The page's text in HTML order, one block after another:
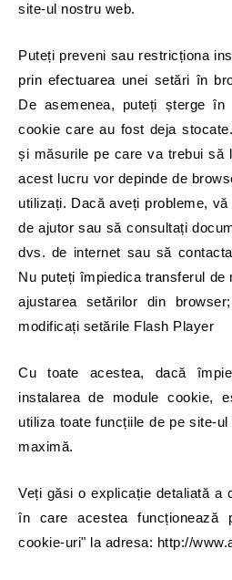
site-ul nostru web.
Puteți preveni sau restricționa
prin efectuarea unei setări în
De asemenea, puteți șterge în
cookie care au fost deja
și măsurile pe care va trebui să
acest lucru vor depinde de
utilizați. Dacă aveți probleme,
de ajutor sau să consultați
dvs. de internet sau să
Nu puteți împiedica transferul de
ajustarea setărilor din
modificați setările Flash Player
Cu toate acestea, dacă
instalarea de module cookie,
utiliza toate funcțiile de pe site-
maximă.
Veți găsi o explicație detaliată a
în care acestea funcționează
cookie-uri" la adresa: http://